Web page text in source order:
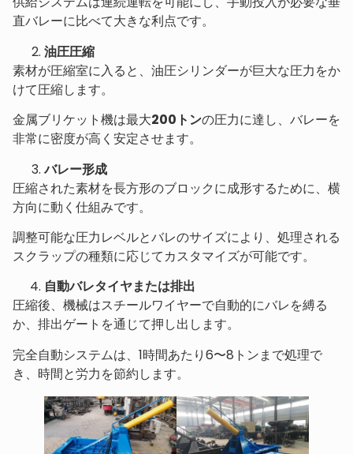
直バレーに比べて大きな利点です。
油圧圧縮
素材が圧縮室に入ると、油圧シリンダーが巨大な圧力をか
けて圧縮します。
金属ブリケット機は最大200トンの圧力に達し、バレーを
非常に密度が高く安定させます。
バレー形成
圧縮された素材を長方形のブロックに成形するために、横
方向に動く仕組みです。
調整可能な圧力レベルとバレのサイズにより、処理される
スクラップの種類に応じてカスタマイズが可能です。
自動バレタイヤまたは排出
圧縮後、機械はスチールワイヤーで自動的にバレを縛る
か、排出ゲートを通じて押し出します。
完全自動システムは、1時間あたり6〜8トンまで処理で
き、時間と労力を節約します。